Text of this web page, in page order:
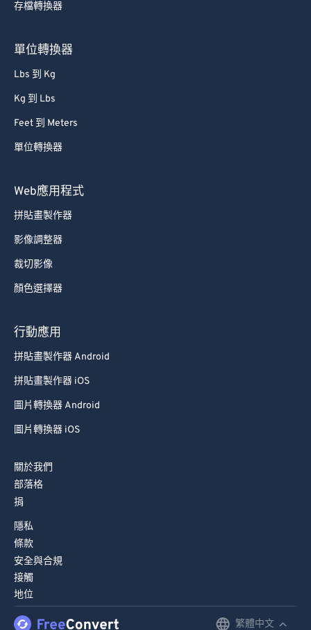
存檔轉換器
單位轉換器
Lbs 到 Kg
Kg 到 Lbs
Feet 到 Meters
單位轉換器
Web應用程式
拼貼畫製作器
影像調整器
裁切影像
顏色選擇器
行動應用
拼貼畫製作器 Android
拼貼畫製作器 iOS
圖片轉換器 Android
圖片轉換器 iOS
關於我們
部落格
捐
隱私
條款
安全與合規
接觸
地位
繁體中文